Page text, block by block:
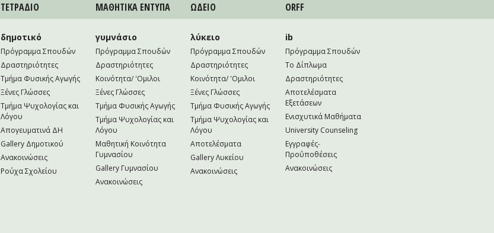
ΤΕΤΡAΔΙΟ ΜΑΘΗΤΙΚA ΕΝΤΥΠΑ ΩΔΕΙΟ ORFF
δημοτικό
Πρόγραμμα Σπουδών
Δραστηριότητες
Τμήμα Φυσικής Αγωγής
Ξένες Γλώσσες
Τμήμα Ψυχολογίας και
Λόγου
Απογευματινά ΔΗ
Gallery Δημοτικού
Ανακοινώσεις
Ρούχα Σχολείου
γυμνάσιο
Πρόγραμμα Σπουδών
Δραστηριότητες
Κοινότητα/ 'Ομιλοι
Ξένες Γλώσσες
Τμήμα Φυσικής Αγωγής
Τμήμα Ψυχολογίας και
Λόγου
Μαθητική Κοινότητα
Γυμνασίου
Gallery Γυμνασίου
Ανακοινώσεις
λύκειο
Πρόγραμμα Σπουδών
Δραστηριότητες
Κοινότητα/ 'Ομιλοι
Ξένες Γλώσσες
Τμήμα Φυσικής Αγωγής
Τμήμα Ψυχολογίας και
Λόγου
Αποτελέσματα
Gallery Λυκείου
Ανακοινώσεις
ib
Πρόγραμμα Σπουδών
Το Δίπλωμα
Δραστηριότητες
Αποτελέσματα
Εξετάσεων
Ενισχυτικά Μαθήματα
University Counseling
Εγγραφές-
Προΰποθέσεις
Ανακοινώσεις